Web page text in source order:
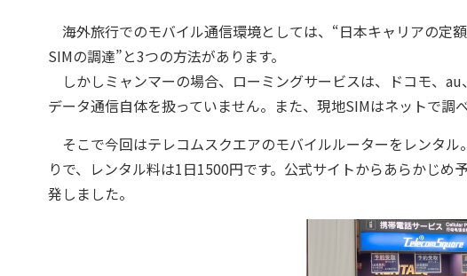
海外旅行でのモバイル通信環境としては、“日本キャリアの定
SIMの調達”と3つの方法があります。
しかしミャンマーの場合、ローミングサービスは、ドコモ、
データ通信自体を扱っていません。また、現地SIMはネットで調
そこで今回はテレコムスクエアのモバイルルーターをレンタ
りで、レンタル料は1日1500円です。公式サイトからあらかじ
発しました。